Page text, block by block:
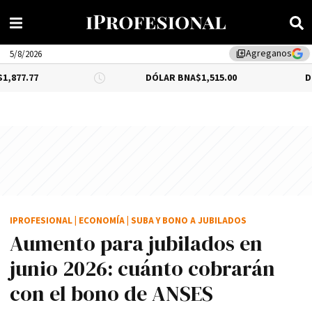
library_addAgreganos
5/8/2026
DÓLAR BNA $1,515.00 -
Aumento para jubilados en
junio 2026: cuánto cobrarán
con el bono de ANSES
IPROFESIONAL ECONOMÍA SUBA Y BONO A JUBILADOS